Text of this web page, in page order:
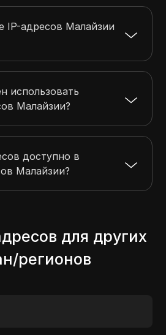
IP-адресов Малайзии
использовать
Малайзии?
доступно в
Малайзии?
для других
регионов